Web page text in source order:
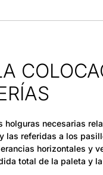
holguras necesarias
las referidas a los
horizontales y
total de la paleta y